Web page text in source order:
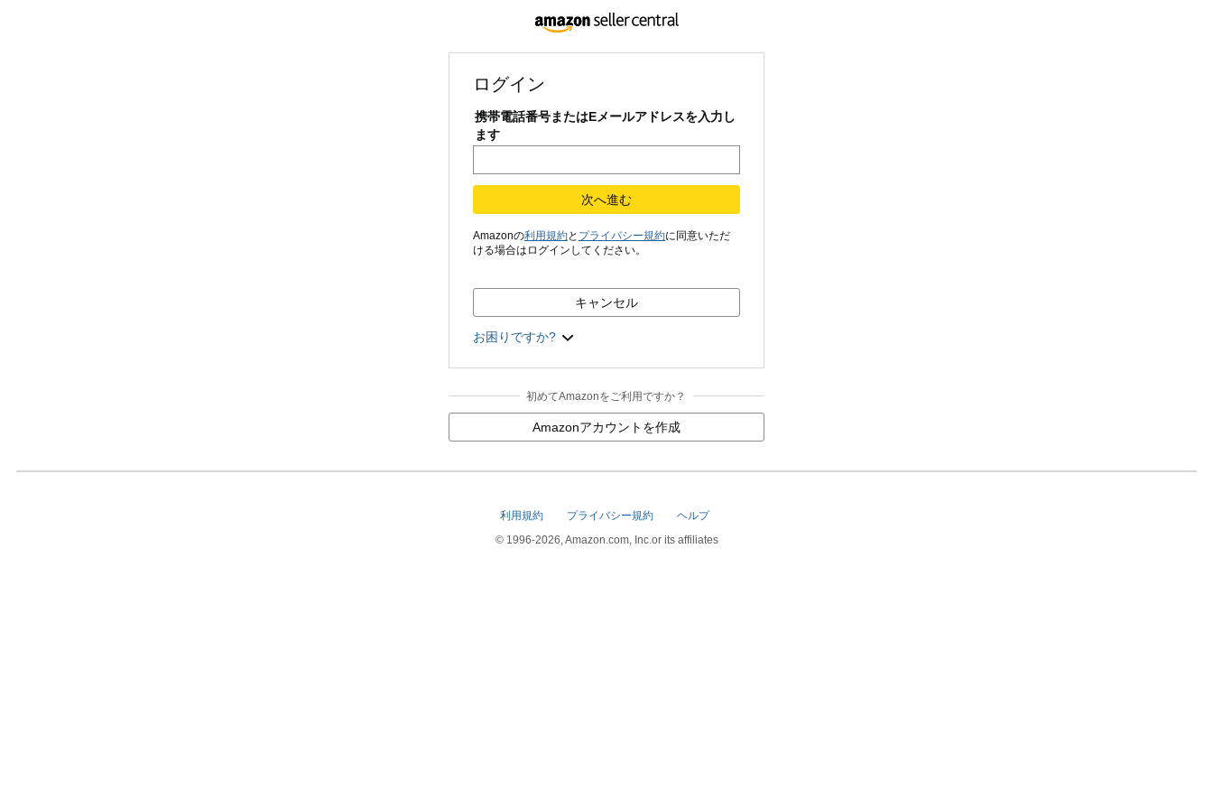
ログイン
携帯電話番号またはEメールアドレスを入力し
ます
次へ進む
Amazonの利用規約と プライバシー規約に同意いただ
ける場合はログインしてください。
キャンセル
お困りですか?
初めてAmazonをご利用ですか？
Amazonアカウントを作成
利用規約 プライバシー規約
ヘルプ
© 1996-2026, Amazon.com, Inc.or its affiliates